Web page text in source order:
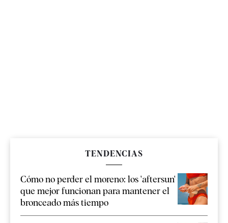
TENDENCIAS
Cómo no perder el moreno: los 'aftersun'
que mejor funcionan para mantener el
bronceado más tiempo